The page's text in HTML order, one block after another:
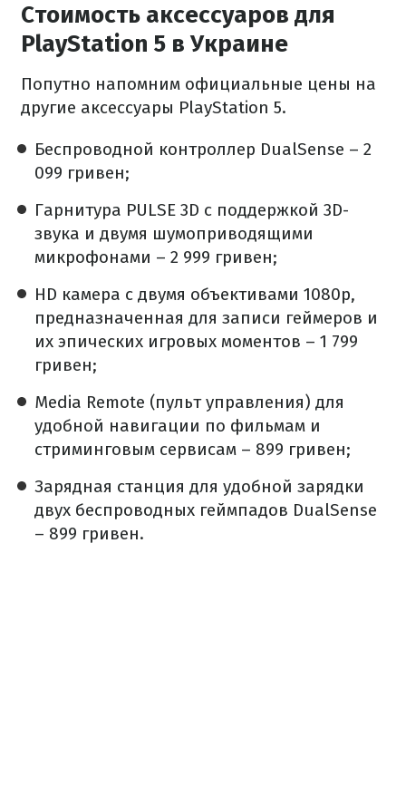
Стоимость аксессуаров для
PlayStation 5 в Украине
Попутно напомним официальные цены на
другие аксессуары PlayStation 5.
Беспроводной контроллер DualSense – 2
099 гривен;
Гарнитура PULSE 3D с поддержкой 3D-
звука и двумя шумоприводящими
микрофонами – 2 999 гривен;
HD камера с двумя объективами 1080p,
предназначенная для записи геймеров и
их эпических игровых моментов – 1 799
гривен;
Media Remote (пульт управления) для
удобной навигации по фильмам и
стриминговым сервисам – 899 гривен;
Зарядная станция для удобной зарядки
двух беспроводных геймпадов DualSense
– 899 гривен.